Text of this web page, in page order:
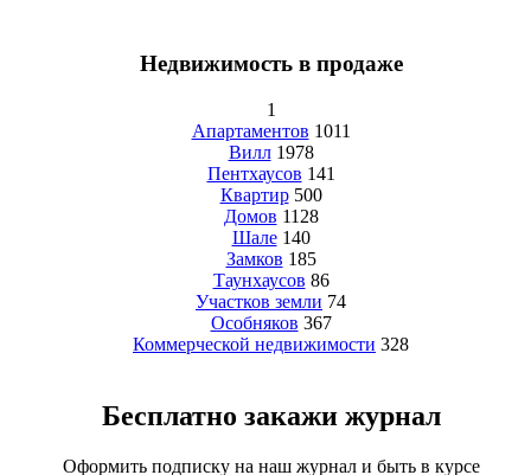
Недвижимость в продаже
1
Апартаментов 1011
Вилл 1978
Пентхаусов 141
Квартир 500
Домов 1128
Шале 140
Замков 185
Таунхаусов 86
Участков земли 74
Особняков 367
Коммерческой недвижимости 328
Бесплатно закажи журнал
Оформить подписку на наш журнал и быть в курсе